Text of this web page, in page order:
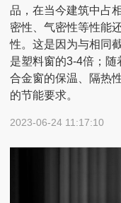
品，在当今建筑中占
密性、气密性等性能
性。这是因为与相同
是塑料窗的3-4倍；
合金窗的保温、隔热
的节能要求。
2023-06-24 11:17:10